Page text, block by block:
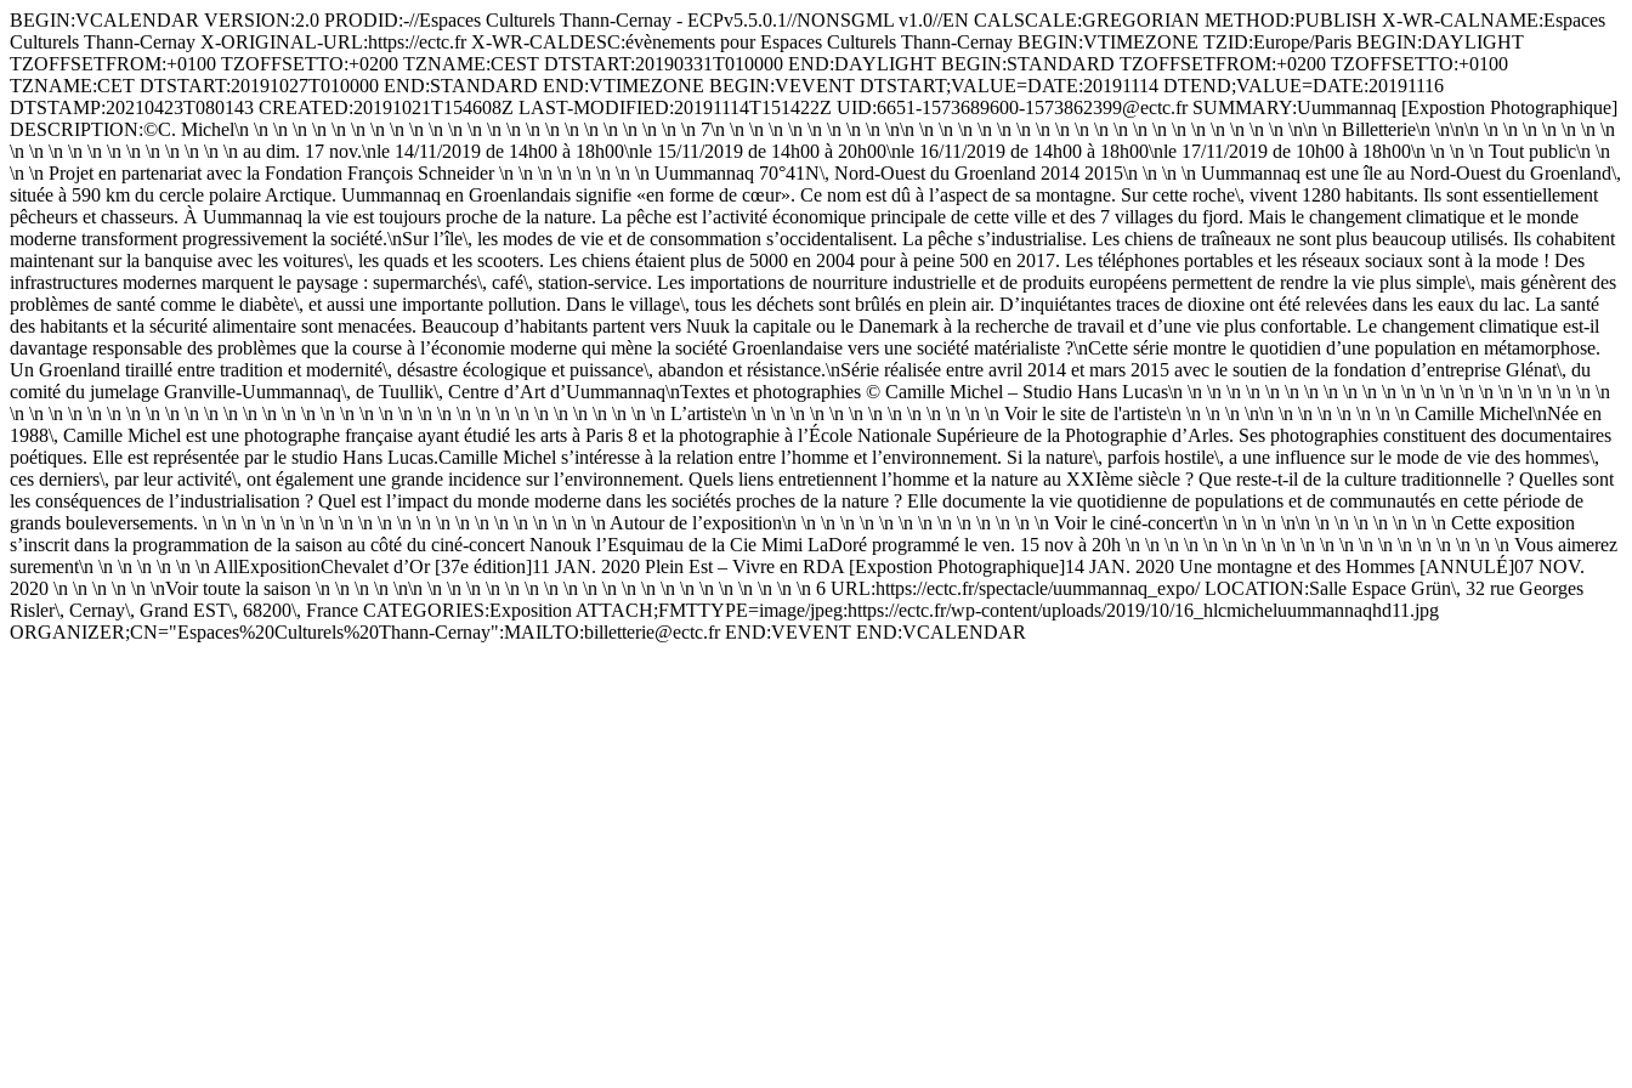
BEGIN:VCALENDAR VERSION:2.0 PRODID:-//Espaces Culturels Thann‑Cernay - ECPv5.5.0.1//NONSGML v1.0//EN CALSCALE:GREGORIAN METHOD:PUBLISH X-WR-CALNAME:Espaces
Culturels Thann‑Cernay X-ORIGINAL-URL:https://ectc.fr X-WR-CALDESC:évènements pour Espaces Culturels Thann‑Cernay BEGIN:VTIMEZONE TZID:Europe/Paris BEGIN:DAYLIGHT
TZOFFSETFROM:+0100 TZOFFSETTO:+0200 TZNAME:CEST DTSTART:20190331T010000 END:DAYLIGHT BEGIN:STANDARD TZOFFSETFROM:+0200 TZOFFSETTO:+0100
TZNAME:CET DTSTART:20191027T010000 END:STANDARD END:VTIMEZONE BEGIN:VEVENT DTSTART;VALUE=DATE:20191114 DTEND;VALUE=DATE:20191116
DTSTAMP:20210423T080143 CREATED:20191021T154608Z LAST-MODIFIED:20191114T151422Z UID:6651-1573689600-1573862399@ectc.fr SUMMARY:Uummannaq [Expostion Photographique]
DESCRIPTION:©C. Michel\n \n \n \n \n \n \n \n \n \n \n \n \n \n \n \n \n \n \n \n \n \n \n \n 7\n \n \n \n \n \n \n \n \n \n\n \n \n \n \n \n \n \n \n \n \n \n \n \n \n \n \n \n \n \n \n\n \n Billetterie\n \n\n\n \n \n \n \n \n \n \n
\n \n \n \n \n \n \n \n \n \n \n \n au dim. 17 nov.\nle 14/11/2019 de 14h00 à 18h00\nle 15/11/2019 de 14h00 à 20h00\nle 16/11/2019 de 14h00 à 18h00\nle 17/11/2019 de 10h00 à 18h00\n \n \n \n Tout public\n \n
\n \n Projet en partenariat avec la Fondation François Schneider \n \n \n \n \n \n \n \n Uummannaq 70°41N\, Nord-Ouest du Groenland 2014 2015\n \n \n \n Uummannaq est une île au Nord-Ouest du Groenland\,
située à 590 km du cercle polaire Arctique. Uummannaq en Groenlandais signifie «en forme de cœur». Ce nom est dû à l’aspect de sa montagne. Sur cette roche\, vivent 1280 habitants. Ils sont essentiellement
pêcheurs et chasseurs. À Uummannaq la vie est toujours proche de la nature. La pêche est l’activité économique principale de cette ville et des 7 villages du fjord. Mais le changement climatique et le monde
moderne transforment progressivement la société.\nSur l’île\, les modes de vie et de consommation s’occidentalisent. La pêche s’industrialise. Les chiens de traîneaux ne sont plus beaucoup utilisés. Ils cohabitent
maintenant sur la banquise avec les voitures\, les quads et les scooters. Les chiens étaient plus de 5000 en 2004 pour à peine 500 en 2017. Les téléphones portables et les réseaux sociaux sont à la mode ! Des
infrastructures modernes marquent le paysage : supermarchés\, café\, station-service. Les importations de nourriture industrielle et de produits européens permettent de rendre la vie plus simple\, mais génèrent des
problèmes de santé comme le diabète\, et aussi une importante pollution. Dans le village\, tous les déchets sont brûlés en plein air. D’inquiétantes traces de dioxine ont été relevées dans les eaux du lac. La santé
des habitants et la sécurité alimentaire sont menacées. Beaucoup d’habitants partent vers Nuuk la capitale ou le Danemark à la recherche de travail et d’une vie plus confortable. Le changement climatique est-il
davantage responsable des problèmes que la course à l’économie moderne qui mène la société Groenlandaise vers une société matérialiste ?\nCette série montre le quotidien d’une population en métamorphose.
Un Groenland tiraillé entre tradition et modernité\, désastre écologique et puissance\, abandon et résistance.\nSérie réalisée entre avril 2014 et mars 2015 avec le soutien de la fondation d’entreprise Glénat\, du
comité du jumelage Granville-Uummannaq\, de Tuullik\, Centre d’Art d’Uummannaq\nTextes et photographies © Camille Michel – Studio Hans Lucas\n \n \n \n \n \n \n \n \n \n \n \n \n \n \n \n \n \n \n \n \n \n \n
\n \n \n \n \n \n \n \n \n \n \n \n \n \n \n \n \n \n \n \n \n \n \n \n \n \n \n \n \n \n \n \n \n \n L’artiste\n \n \n \n \n \n \n \n \n \n \n \n \n \n Voir le site de l'artiste\n \n \n \n \n\n \n \n \n \n \n \n \n Camille Michel\nNée en
1988\, Camille Michel est une photographe française ayant étudié les arts à Paris 8 et la photographie à l’École Nationale Supérieure de la Photographie d’Arles. Ses photographies constituent des documentaires
poétiques. Elle est représentée par le studio Hans Lucas.Camille Michel s’intéresse à la relation entre l’homme et l’environnement. Si la nature\, parfois hostile\, a une influence sur le mode de vie des hommes\,
ces derniers\, par leur activité\, ont également une grande incidence sur l’environnement. Quels liens entretiennent l’homme et la nature au XXIème siècle ? Que reste-t-il de la culture traditionnelle ? Quelles sont
les conséquences de l’industrialisation ? Quel est l’impact du monde moderne dans les sociétés proches de la nature ? Elle documente la vie quotidienne de populations et de communautés en cette période de
grands bouleversements. \n \n \n \n \n \n \n \n \n \n \n \n \n \n \n \n \n \n \n \n \n Autour de l’exposition\n \n \n \n \n \n \n \n \n \n \n \n \n \n Voir le ciné-concert\n \n \n \n \n\n \n \n \n \n \n \n \n Cette exposition
s’inscrit dans la programmation de la saison au côté du ciné-concert Nanouk l’Esquimau de la Cie Mimi LaDoré programmé le ven. 15 nov à 20h \n \n \n \n \n \n \n \n \n \n \n \n \n \n \n \n \n \n \n \n Vous aimerez
surement\n \n \n \n \n \n \n AllExpositionChevalet d’Or [37e édition]11 JAN. 2020 Plein Est – Vivre en RDA [Expostion Photographique]14 JAN. 2020 Une montagne et des Hommes [ANNULÉ]07 NOV.
2020 \n \n \n \n \n \nVoir toute la saison \n \n \n \n \n\n \n \n \n \n \n \n \n \n \n \n \n \n \n \n \n \n \n \n \n \n 6 URL:https://ectc.fr/spectacle/uummannaq_expo/ LOCATION:Salle Espace Grün\, 32 rue Georges
Risler\, Cernay\, Grand EST\, 68200\, France CATEGORIES:Exposition ATTACH;FMTTYPE=image/jpeg:https://ectc.fr/wp-content/uploads/2019/10/16_hlcmicheluummannaqhd11.jpg
ORGANIZER;CN="Espaces%20Culturels%20Thann-Cernay":MAILTO:billetterie@ectc.fr END:VEVENT END:VCALENDAR